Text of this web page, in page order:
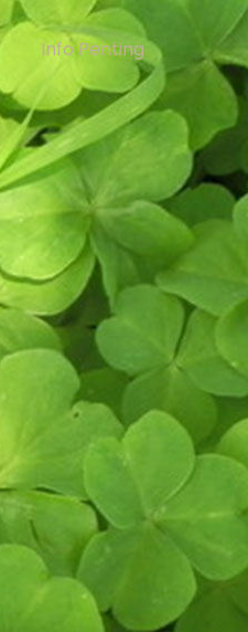
Info Penting